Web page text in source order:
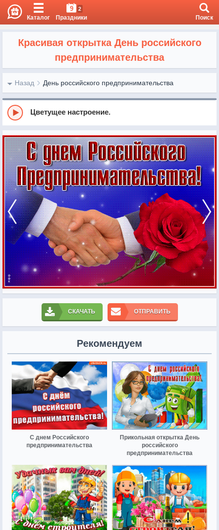
Каталог
9 2
Праздники Поиск
Красивая открытка День российского
предпринимательства
Назад День российского предпринимательства
Цветущее настроение.
СКАЧАТЬ ОТПРАВИТЬ
Рекомендуем
С днем Российского
предпринимательства
Прикольная открытка День
российского
предпринимательства